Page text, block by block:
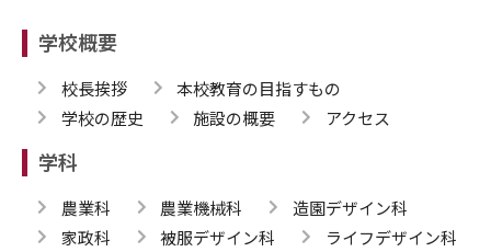
学校概要
校長挨拶
本校教育の目指すもの
学校の歴史
施設の概要 アクセス
学科
農業科 農業機械科
造園デザイン科
家政科
被服デザイン科 ライフデザイン科